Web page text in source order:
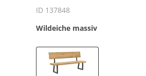
ID 137848
Wildeiche massiv